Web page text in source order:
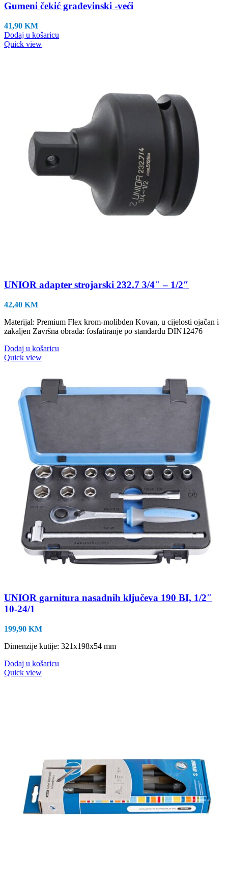
Gumeni čekić građevinski -veći
41,90 KM
Dodaj u košaricu
Quick view
UNIOR adapter strojarski 232.7 3/4″ – 1/2″
42,40 KM
Materijal: Premium Flex krom-molibden Kovan, u cijelosti ojačan i
zakaljen Završna obrada: fosfatiranje po standardu DIN12476
Dodaj u košaricu
Quick view
UNIOR garnitura nasadnih ključeva 190 BI, 1/2″
10-24/1
199,90 KM
Dimenzije kutije: 321x198x54 mm
Dodaj u košaricu
Quick view